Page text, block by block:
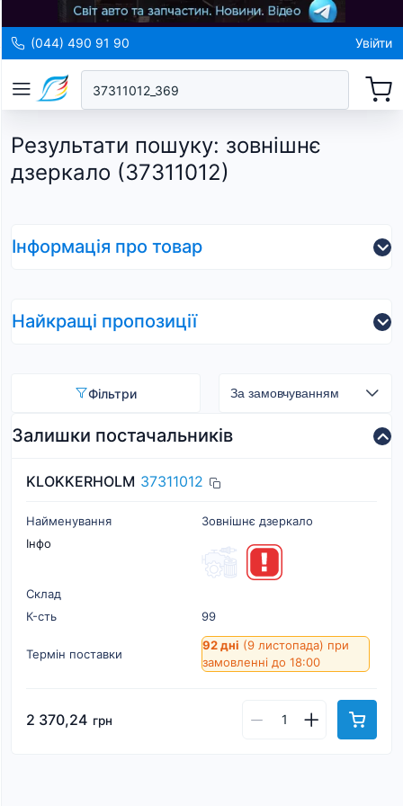
(044) 490 91 90 Увійти
Результати пошуку: зовнішнє
дзеркало (37311012)
Інформація про товар
Найкращі пропозиції
Фільтри
Залишки постачальників
KLOKKERHOLM 37311012
Найменування
Зовнішнє дзеркало
Інфо
Склад
К-cть
99
Термін поставки
92 дні (9 листопада) при
замовленні до 18:00
2 370,24 грн